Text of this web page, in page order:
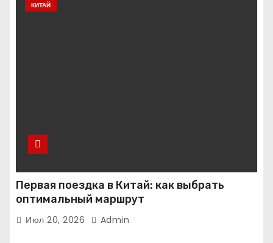
КИТАЙ
Первая поездка в Китай: как выбрать
оптимальный маршрут
Июл 20, 2026 Admin